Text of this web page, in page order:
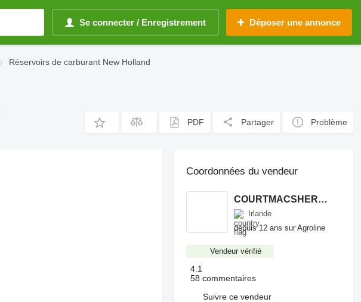
Se connecter / Enregistrement Déposer une annonce
Réservoirs de carburant New Holland
PDF Partager Problème
Coordonnées du vendeur
COURTMACSHERRY MACHINERY LTD
Irlande
depuis 12 ans sur Agroline
Vendeur vérifié
4.1
58 commentaires
Suivre ce vendeur